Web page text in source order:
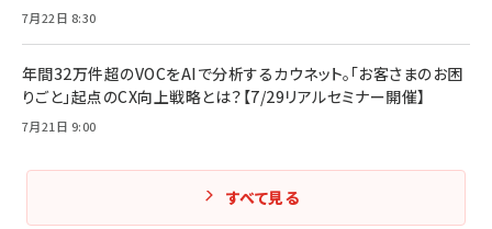
7月22日 8:30
年間32万件超のVOCをAIで分析するカウネット。「お客さまのお困
りごと」起点のCX向上戦略とは？【7/29リアルセミナー開催】
7月21日 9:00
すべて見る